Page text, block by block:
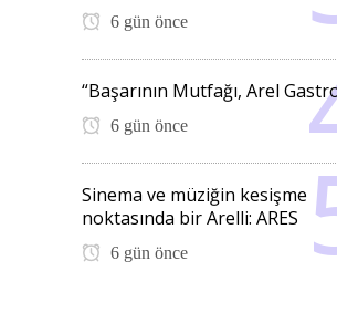
6 gün önce
“Başarının Mutfağı, Arel
6 gün önce
Sinema ve müziğin kesişme
noktasında bir Arelli: ARES
6 gün önce